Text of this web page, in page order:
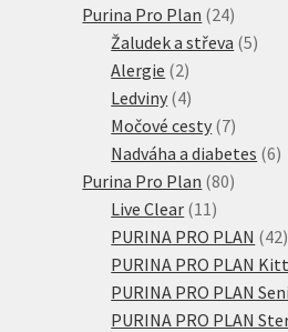
Purina Pro Plan 2424
produktů
Žaludek a střeva 55
Alergie 22
produkty
Ledviny 44
produkty
Močové cesty 77
Nadváha a diabetes 66
Purina Pro Plan 8080
Live Clear 11 11
produktů
PURINA PRO PLAN 4242
PURINA PRO PLAN
PURINA PRO PLAN
PURINA PRO PLAN